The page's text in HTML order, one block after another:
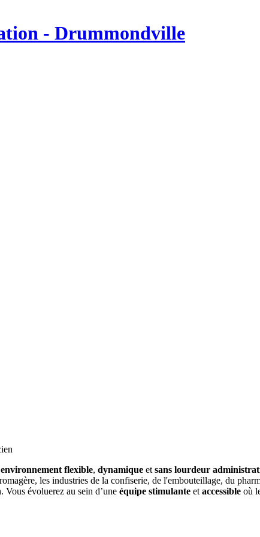
- Drummondville
environnement flexible, dynamique etsans lourdeur
les industries de la confiserie, de l'embouteillage, du
. Vous évoluerez au sein d’une équipe stimulante etaccessible où